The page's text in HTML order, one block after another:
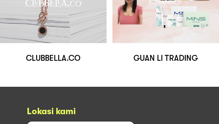
CLUBBELLA.CO GUAN LI TRADING
Lokasi kami